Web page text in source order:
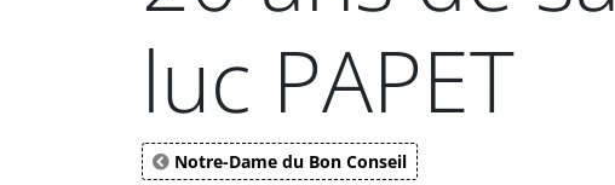
luc PAPET
Notre-Dame du Bon Conseil